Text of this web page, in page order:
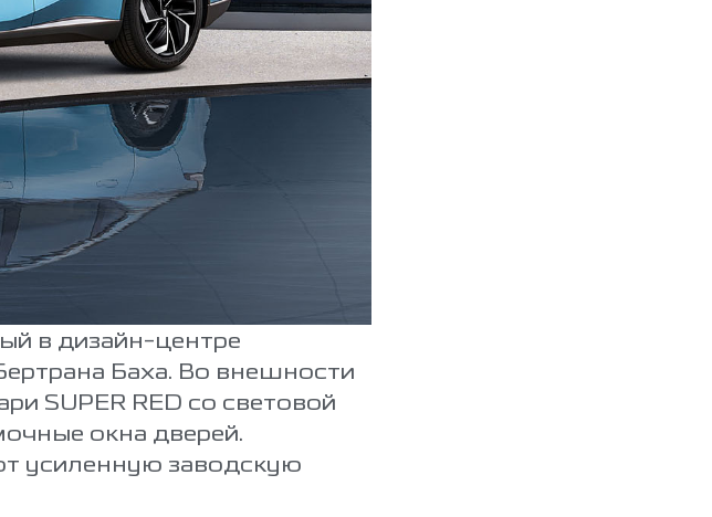
в дизайн-центре
Баха. Во внешности
SUPER RED со световой
окна дверей.
усиленную заводскую